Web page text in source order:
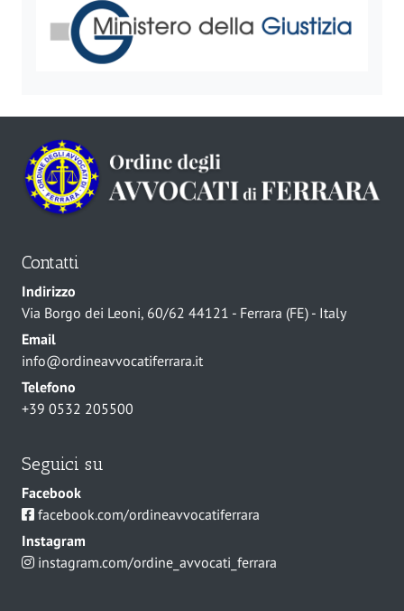
Contatti
Indirizzo
Via Borgo dei Leoni, 60/62 44121 - Ferrara (FE) - Italy
Email
info@ordineavvocatiferrara.it
Telefono
+39 0532 205500
Seguici su
Facebook
facebook.com/ordineavvocatiferrara
Instagram
instagram.com/ordine_avvocati_ferrara